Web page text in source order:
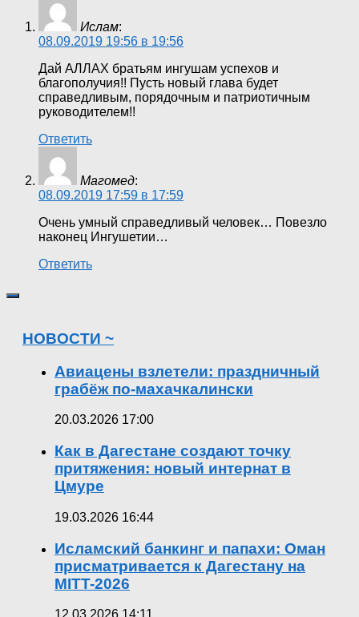
Ислам:
08.09.2019 19:56 в 19:56
Дай АЛЛАХ братьям ингушам успехов и
благополучия!! Пусть новый глава будет
справедливым, порядочным и патриотичным
руководителем!!
Ответить
Магомед:
08.09.2019 17:59 в 17:59
Очень умный справедливый человек… Повезло
наконец Ингушетии…
Ответить
НОВОСТИ ~
Авиацены взлетели: праздничный
грабёж по-махачкалински
20.03.2026 17:00
Как в Дагестане создают точку
притяжения: новый интернат в
Цмуре
19.03.2026 16:44
Исламский банкинг и папахи: Оман
присматривается к Дагестану на
MITT-2026